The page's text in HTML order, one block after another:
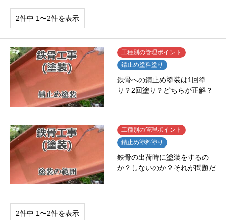
2件中 1〜2件を表示
工種別の管理ポイント
錆止め塗料塗り
鉄骨への錆止め塗装は1回塗
り？2回塗り？どちらが正解？
工種別の管理ポイント
錆止め塗料塗り
鉄骨の出荷時に塗装をするの
か？しないのか？それが問題だ
2件中 1〜2件を表示